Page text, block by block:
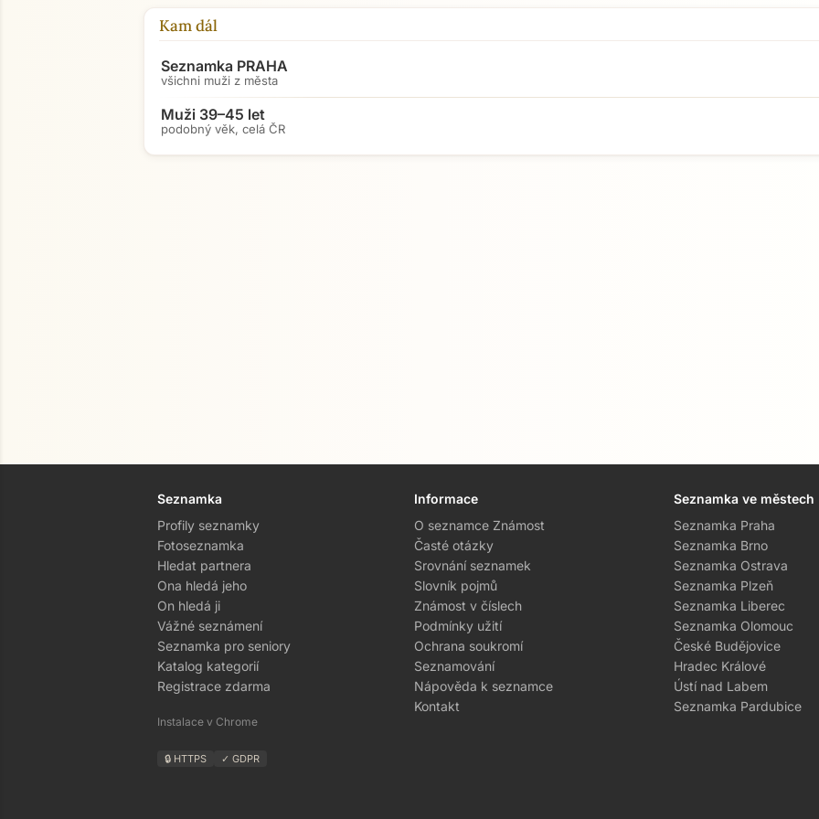
Kam dál
Seznamka PRAHA
všichni muži z města
Muži 39–45 let
podobný věk, celá ČR
Seznamka
Profily seznamky
Fotoseznamka
Hledat partnera
Ona hledá jeho
On hledá ji
Vážné seznámení
Seznamka pro seniory
Katalog kategorií
Registrace zdarma
Instalace v Chrome
🔒 HTTPS ✓ GDPR
Informace
O seznamce Známost
Časté otázky
Srovnání seznamek
Slovník pojmů
Známost v číslech
Podmínky užití
Ochrana soukromí
Seznamování
Nápověda k seznamce
Kontakt
Seznamka ve městech
Seznamka Praha
Seznamka Brno
Seznamka Ostrava
Seznamka Plzeň
Seznamka Liberec
Seznamka Olomouc
České Budějovice
Hradec Králové
Ústí nad Labem
Seznamka Pardubice